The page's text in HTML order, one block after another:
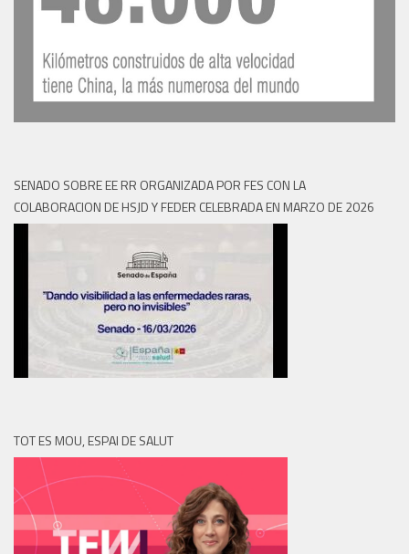
SENADO SOBRE EE RR ORGANIZADA POR FES CON LA
COLABORACION DE HSJD Y FEDER CELEBRADA EN MARZO DE 2026
TOT ES MOU, ESPAI DE SALUT